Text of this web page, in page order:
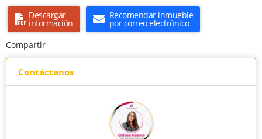
Descargar
información
Recomendar inmueble
por correo electrónico
Compartir
Contáctanos